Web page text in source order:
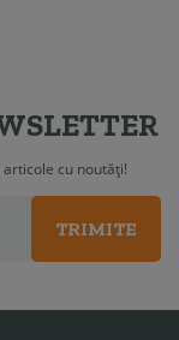
cu noutăți!
TRIMITE